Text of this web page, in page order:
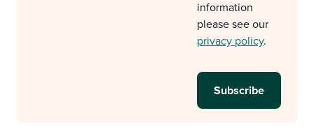
information
please see our
privacy policy.